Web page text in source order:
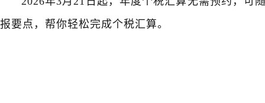
报要点，帮你轻松完成个税汇算。